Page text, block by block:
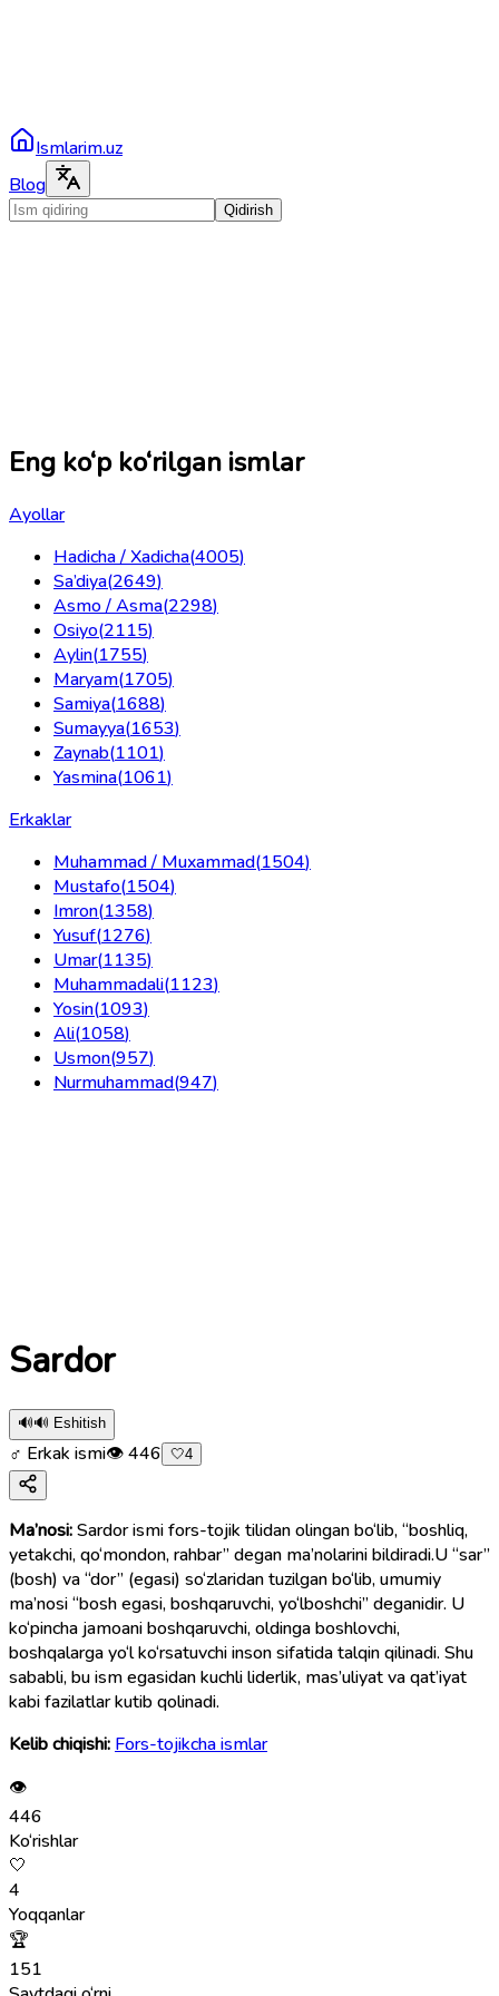
Ismlarim.uz
Blog
Qidirish
Eng ko‘p ko‘rilgan ismlar
Ayollar
Hadicha / Xadicha(4005)
Sa’diya(2649)
Asmo / Asma(2298)
Osiyo(2115)
Aylin(1755)
Maryam(1705)
Samiya(1688)
Sumayya(1653)
Zaynab(1101)
Yasmina(1061)
Erkaklar
Muhammad / Muxammad(1504)
Mustafo(1504)
Imron(1358)
Yusuf(1276)
Umar(1135)
Muhammadali(1123)
Yosin(1093)
Ali(1058)
Usmon(957)
Nurmuhammad(947)
Sardor
🔊🔊 Eshitish
♂ Erkak ismi👁446 🤍4
Ma’nosi:Sardor ismi fors-tojik tilidan olingan bo‘lib, “boshliq,
yetakchi, qo‘mondon, rahbar” degan ma’nolarini bildiradi.U “sar”
(bosh) va “dor” (egasi) so‘zlaridan tuzilgan bo‘lib, umumiy
ma’nosi “bosh egasi, boshqaruvchi, yo‘lboshchi” deganidir. U
ko‘pincha jamoani boshqaruvchi, oldinga boshlovchi,
boshqalarga yo‘l ko‘rsatuvchi inson sifatida talqin qilinadi. Shu
sababli, bu ism egasidan kuchli liderlik, mas’uliyat va qat’iyat
kabi fazilatlar kutib qolinadi.
Kelib chiqishi: Fors-tojikcha ismlar
👁
446
Ko‘rishlar
🤍
4
Yoqqanlar
🏆
151